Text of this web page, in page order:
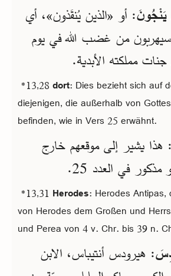
يَنْجُونَ: أو «الذين يُنقَذون»، أي
من غضب الله في يوم
مملكته الأبدية.
*13,28 dort: Dies bezieht sich auf
diejenigen, die außerhalb von
befinden, wie in Vers 25 erwähnt.
: هذا يشير إلى موقعهم خارج
في العدد 25.
*13,31 Herodes: Herodes
von Herodes dem Großen und
und Perea von 4 v. Chr. bis 39 n.
: هيرودس أنتيباس، الابن